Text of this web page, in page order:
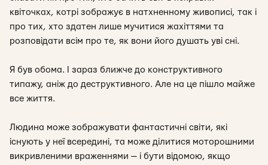
квіточках, котрі зображує в натхненному живописі, так і
про тих, хто здатен лише мучитися жахіттями та
розповідати всім про те, як вони його душать уві сні.
Я був обома. І зараз ближче до конструктивного
типажу, аніж до деструктивного. Але на це пішло майже
все життя.
Людина може зображувати фантастичні світи, які
існують у неї всередині, та може ділитися моторошними
викривленими враженнями — і бути відомою, якщо